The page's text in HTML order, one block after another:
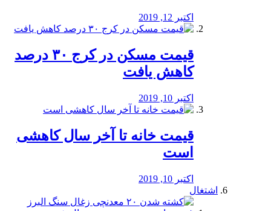
اکتبر 12, 2019
️قیمت مسکن در کرج ۳۰ درصد
کاهش یافت
اکتبر 10, 2019
قیمت خانه تا آخر سال کاهشی
است
اکتبر 10, 2019
اشتغال